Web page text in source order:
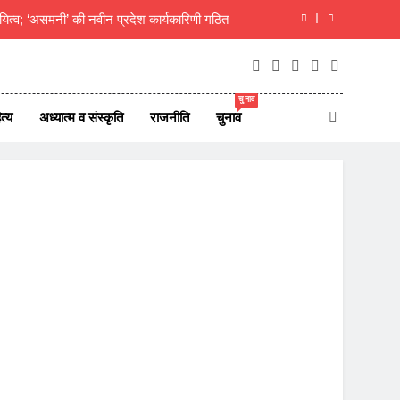
का राजस्थानी मोट्यार परिषद ने किया अभिनंदन
अध्यात्म व संस्कृति राजनीति चुनाव
चुनाव